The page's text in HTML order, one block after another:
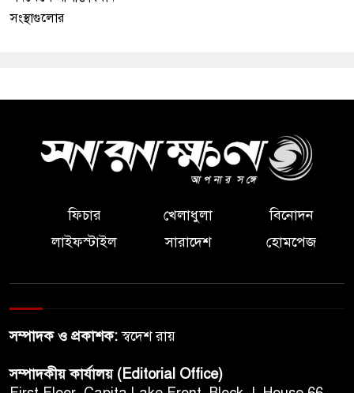
সংস্থাগুলোর
ফিচার খেলাধুলা
বিনোদন
লাইফস্টাইল
সারাদেশ হোমপেজ
সম্পাদক ও প্রকাশক:স্বদেশ রায়
সম্পাদকীয় কার্যালয় (Editorial Office)